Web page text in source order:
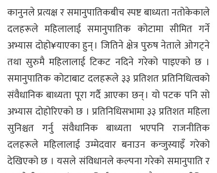
कानुनले प्रत्यक्ष र समानुपातिकबीच स्पष्ट बाध्यता नतोकेकाले
दलहरूले महिलालाई समानुपातिक कोटामा सीमित गर्ने
अभ्यास दोहो¥याएका हुन् । जितिने क्षेत्र पुरुष नेताले ओगट्ने
तथा सुरुमै महिलालाई टिकट नदिने गरेको पाइएको छ ।
समानुपातिक कोटाबाट दलहरूले ३३ प्रतिशत प्रतिनिधित्वको
संवैधानिक बाध्यता पूरा गर्दै आएका छन् । यो पटक पनि सो
अभ्यास दोहोरिएको छ । प्रतिनिधिसभामा ३३ प्रतिशत महिला
सुनिश्चत गर्नु संवैधानिक बाध्यता भएपनि राजनीतिक
दलहरूले महिलालाई उम्मेदवार बनाउन कन्जुस्याइँ गरेको
देखिएको छ । यसले संविधानले कल्पना गरेको समानुपाति र